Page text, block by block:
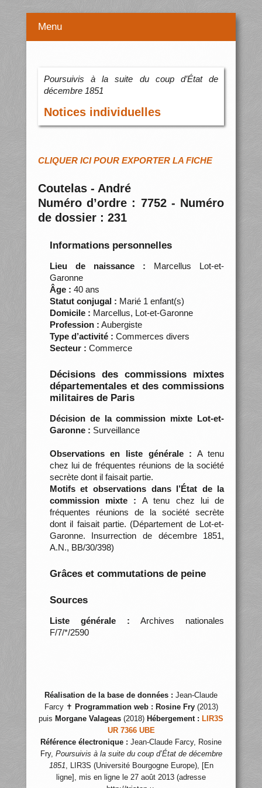
Menu
Poursuivis à la suite du coup d’État de
décembre 1851
Notices individuelles
CLIQUER ICI POUR EXPORTER LA FICHE
Coutelas - André
Numéro d’ordre : 7752 - Numéro
de dossier : 231
Informations personnelles
Lieu de naissance : Marcellus Lot-et-
Garonne
Âge : 40 ans
Statut conjugal : Marié 1 enfant(s)
Domicile : Marcellus, Lot-et-Garonne
Profession : Aubergiste
Type d’activité : Commerces divers
Secteur : Commerce
Décisions des commissions mixtes
départementales et des commissions
militaires de Paris
Décision de la commission mixte Lot-et-
Garonne : Surveillance
Observations en liste générale : A tenu
chez lui de fréquentes réunions de la société
secrète dont il faisait partie.
Motifs et observations dans l’État de la
commission mixte : A tenu chez lui de
fréquentes réunions de la société secrète
dont il faisait partie. (Département de Lot-et-
Garonne. Insurrection de décembre 1851,
A.N., BB/30/398)
Grâces et commutations de peine
Sources
Liste générale : Archives nationales
F/7/*/2590
Réalisation de la base de données : Jean-Claude
Farcy ✝ Programmation web : Rosine Fry(2013)
puis Morgane Valageas (2018) Hébergement : LIR3S
UR 7366 UBE
Référence électronique : Jean-Claude Farcy, Rosine
Fry, Poursuivis à la suite du coup d’État de décembre
1851, LIR3S (Université Bourgogne Europe), [En
ligne], mis en ligne le 27 août 2013 (adresse